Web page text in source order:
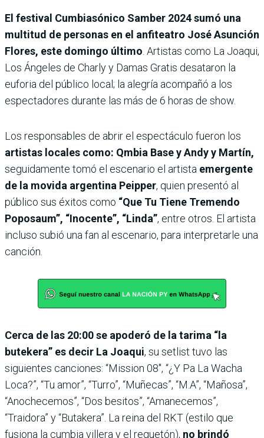
El festival Cumbiasónico Samber 2024 sumó una
multitud de personas en el anfiteatro José Asunción
Flores, este domingo último . Artistas como La Joaqui,
Los Ángeles de Charly y Damas Gratis desataron la
euforia del público local; la alegría acompañó a los
espectadores durante las más de 6 horas de show.
Los responsables de abrir el espectáculo fueron los
artistas locales como: Qmbia Base y Andy y Martín,
seguidamente tomó el escenario el artista emergente
de la movida argentina Peipper, quien presentó al
público sus éxitos como “Que Tu Tiene Tremendo
Poposaum”, “Inocente”, “Linda”, entre otros. El artista
incluso subió una fan al escenario, para interpretarle una
canción.
Cerca de las 20:00 se apoderó de la tarima “la
butekera” es decir La Joaqui, su setlist tuvo las
siguientes canciones: “Mission 08″, “¿Y Pa La Wacha
Loca?”, “Tu amor”, “Turro”, “Muñecas”, “M.A”, “Mañosa”,
“Anochecemos”, “Dos besitos”, “Amanecemos”,
“Traidora” y “Butakera”. La reina del RKT (estilo que
fusiona la cumbia villera y el reguetón), no brindó